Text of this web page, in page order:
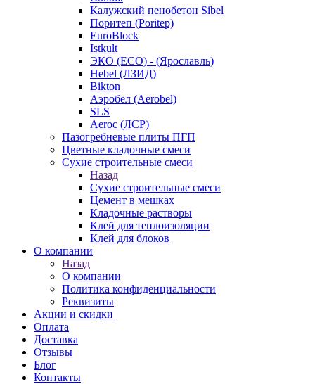
Калужский пенобетон Sibel
Поритеп (Poritep)
EuroBlock
Istkult
ЭКО (ECO) - (Ярославль)
Hebel (ЛЗИД)
Bikton
Аэробел (Aerobel)
SLS
Aeroc (ЛСР)
Пазогребневые плиты ПГП
Цветные кладочные смеси
Сухие строительные смеси
Назад
Сухие строительные смеси
Цемент в мешках
Кладочные растворы
Клей для теплоизоляции
Клей для блоков
О компании
Назад
О компании
Политика конфиденциальности
Реквизиты
Акции и скидки
Оплата
Доставка
Отзывы
Блог
Контакты